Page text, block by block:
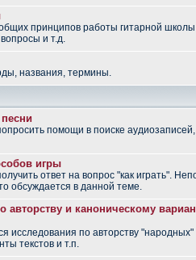
общих принципов работы гитарной
и т.д.
названия, термины.
помощи в поиске аудиозаписей,
игры
ответ на вопрос "как играть".
обсуждается в данной теме.
авторству и каноническому
исследования по авторству "народных"
текстов и т.п.